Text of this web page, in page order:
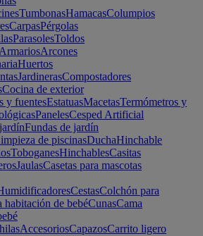
TumbonasHamacasColumpios
CarpasPérgolas
ParasolesToldos
ArmariosArcones
Huertos
JardinerasCompostadores
Cocina de exterior
y fuentesEstatuasMacetasTermómetros y
PanelesCesped Artificial
Fundas de jardín
de piscinasDuchaHinchable
ToboganesHinchablesCasitas
JaulasCasetas para mascotas
CestasColchón para
habitación de bebéCunasCama
AccesoriosCapazosCarrito ligero